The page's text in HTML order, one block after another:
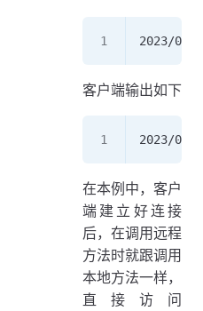
2023/
客户端输出如下
2023/
在本例中，客户
端建立好连接
后，在调用远程
方法时就跟调用
本地方法一样，
直接访问